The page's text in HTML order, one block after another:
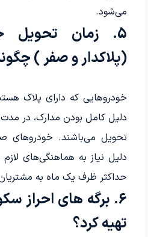
می‌شود.
5. زمان تحویل
(پلاکدار و صفر )
خودروهایی که دارای پلاک
دلیل کامل بودن مدارک، در
تحویل می‌باشند. خودروهای
دلیل نیاز به هماهنگی‌های لازم
حداکثر ظرف یک ماه به
6. برگه های احراز
تهیه کرد؟